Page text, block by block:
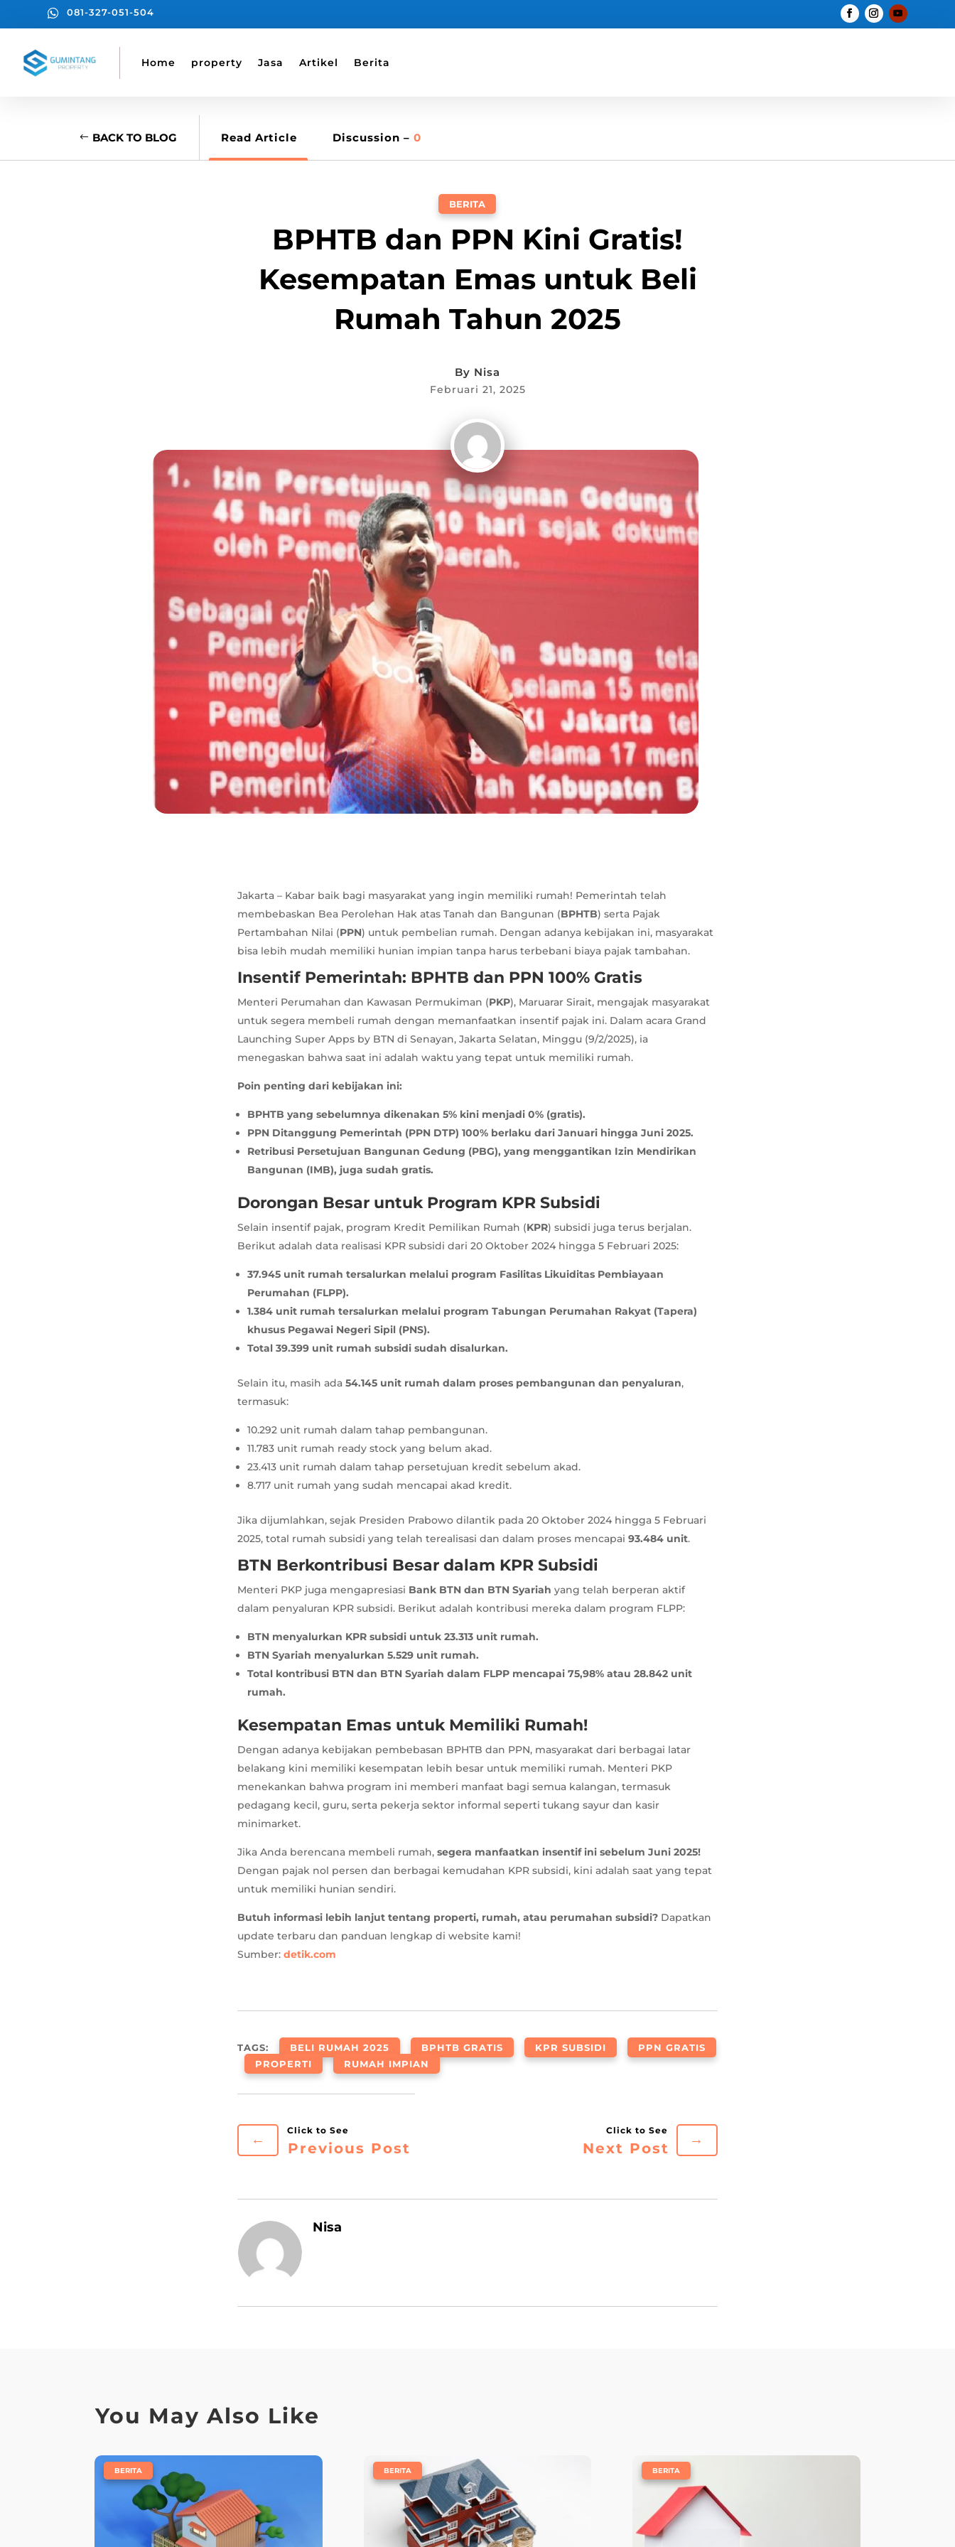
 081-327-051-504
Home property Jasa Artikel Berita
BACK TO BLOG Read Article Discussion – 0
BERITA
BPHTB dan PPN Kini Gratis!
Kesempatan Emas untuk Beli
Rumah Tahun 2025
By Nisa
Februari 21, 2025
Jakarta – Kabar baik bagi masyarakat yang ingin memiliki rumah! Pemerintah telah
membebaskan Bea Perolehan Hak atas Tanah dan Bangunan (BPHTB) serta Pajak
Pertambahan Nilai (PPN) untuk pembelian rumah. Dengan adanya kebijakan ini, masyarakat
bisa lebih mudah memiliki hunian impian tanpa harus terbebani biaya pajak tambahan.
Insentif Pemerintah: BPHTB dan PPN 100% Gratis
Menteri Perumahan dan Kawasan Permukiman (PKP), Maruarar Sirait, mengajak masyarakat
untuk segera membeli rumah dengan memanfaatkan insentif pajak ini. Dalam acara Grand
Launching Super Apps by BTN di Senayan, Jakarta Selatan, Minggu (9/2/2025), ia
menegaskan bahwa saat ini adalah waktu yang tepat untuk memiliki rumah.
Poin penting dari kebijakan ini:
BPHTB yang sebelumnya dikenakan 5% kini menjadi 0% (gratis).
PPN Ditanggung Pemerintah (PPN DTP) 100% berlaku dari Januari hingga Juni 2025.
Retribusi Persetujuan Bangunan Gedung (PBG), yang menggantikan Izin Mendirikan
Bangunan (IMB), juga sudah gratis.
Dorongan Besar untuk Program KPR Subsidi
Selain insentif pajak, program Kredit Pemilikan Rumah (KPR) subsidi juga terus berjalan.
Berikut adalah data realisasi KPR subsidi dari 20 Oktober 2024 hingga 5 Februari 2025:
37.945 unit rumah tersalurkan melalui program Fasilitas Likuiditas Pembiayaan
Perumahan (FLPP).
1.384 unit rumah tersalurkan melalui program Tabungan Perumahan Rakyat (Tapera)
khusus Pegawai Negeri Sipil (PNS).
Total 39.399 unit rumah subsidi sudah disalurkan.
Selain itu, masih ada54.145 unit rumah dalam proses pembangunan dan penyaluran,
termasuk:
10.292 unit rumah dalam tahap pembangunan.
11.783 unit rumah ready stock yang belum akad.
23.413 unit rumah dalam tahap persetujuan kredit sebelum akad.
8.717 unit rumah yang sudah mencapai akad kredit.
Jika dijumlahkan, sejak Presiden Prabowo dilantik pada 20 Oktober 2024 hingga 5 Februari
2025, total rumah subsidi yang telah terealisasi dan dalam proses mencapai93.484 unit.
BTN Berkontribusi Besar dalam KPR Subsidi
Menteri PKP juga mengapresiasi Bank BTN dan BTN Syariah yang telah berperan aktif
dalam penyaluran KPR subsidi. Berikut adalah kontribusi mereka dalam program FLPP:
BTN menyalurkan KPR subsidi untuk 23.313 unit rumah.
BTN Syariah menyalurkan 5.529 unit rumah.
Total kontribusi BTN dan BTN Syariah dalam FLPP mencapai 75,98% atau 28.842 unit
rumah.
Kesempatan Emas untuk Memiliki Rumah!
Dengan adanya kebijakan pembebasan BPHTB dan PPN, masyarakat dari berbagai latar
belakang kini memiliki kesempatan lebih besar untuk memiliki rumah. Menteri PKP
menekankan bahwa program ini memberi manfaat bagi semua kalangan, termasuk
pedagang kecil, guru, serta pekerja sektor informal seperti tukang sayur dan kasir
minimarket.
Jika Anda berencana membeli rumah,segera manfaatkan insentif ini sebelum Juni 2025!
Dengan pajak nol persen dan berbagai kemudahan KPR subsidi, kini adalah saat yang tepat
untuk memiliki hunian sendiri.
Butuh informasi lebih lanjut tentang properti, rumah, atau perumahan subsidi? Dapatkan
update terbaru dan panduan lengkap di website kami!
Sumber:detik.com
TAGS: BELI RUMAH 2025 BPHTB GRATIS KPR SUBSIDI
PPN GRATIS
PROPERTI
RUMAH IMPIAN
←
Previous Post Next Post
→
Nisa
You May Also Like
BERITA BERITA BERITA